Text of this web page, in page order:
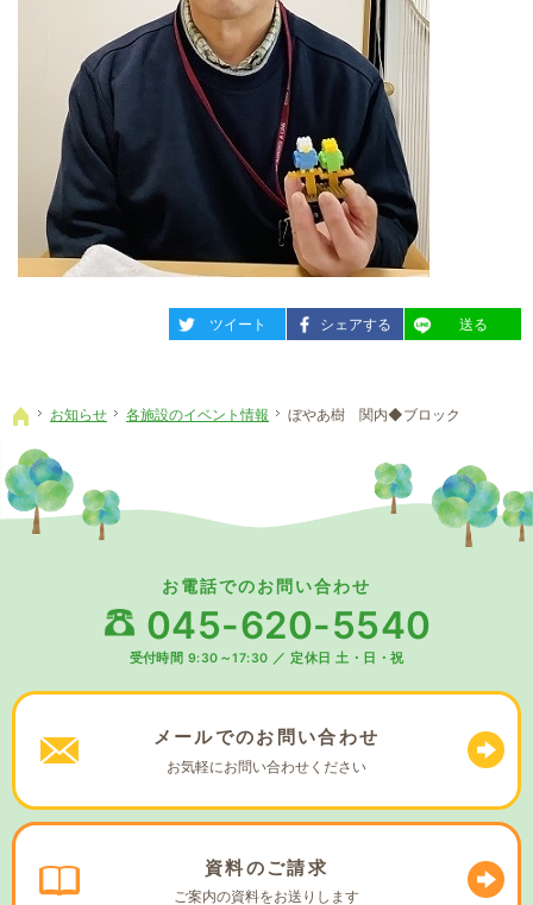
entry1191
ツイート entry1191
シェアする entry1191
送る
ホーム
お知らせ 各施設のイベント情報 ぼやあ樹 関内◆ブロック
お電話でのお問い合わせ
045-620-5540
受付時間 9:30～17:30 ／ 定休日 土・日・祝
メールでのお問い合わせ
お気軽にお問い合わせください
資料のご請求
ご案内の資料をお送りします